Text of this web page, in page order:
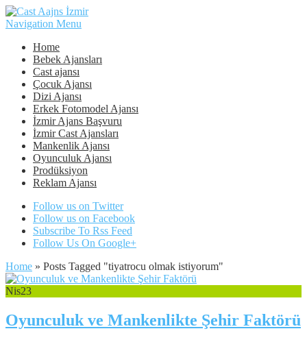
Navigation Menu
Home
Bebek Ajansları
Cast ajansı
Çocuk Ajansı
Dizi Ajansı
Erkek Fotomodel Ajansı
İzmir Ajans Başvuru
İzmir Cast Ajansları
Mankenlik Ajansı
Oyunculuk Ajansı
Prodüksiyon
Reklam Ajansı
Follow us on Twitter
Follow us on Facebook
Subscribe To Rss Feed
Follow Us On Google+
Home » Posts Tagged "tiyatrocu olmak istiyorum"
Nis23
Oyunculuk ve Mankenlikte Şehir Faktörü